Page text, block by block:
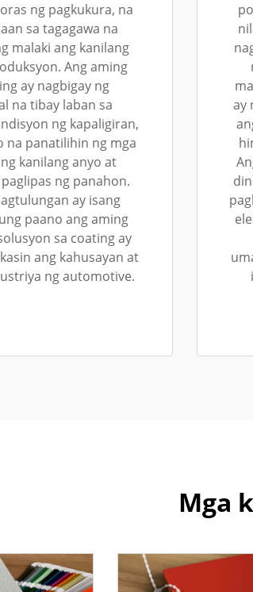
ng pagkukura, na
sa tagagawa na
malaki ang kanilang
Ang aming
ay nagbigay ng
na tibay laban sa
ng kapaligiran,
na panatilihin ng mga
kanilang anyo at
ng panahon.
ay isang
paano ang aming
sa coating ay
ang kahusayan at
ng automotive.
ay
Mga